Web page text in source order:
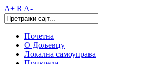
A+ R A-
Почетна
О Дољевцу
Локална самоуправа